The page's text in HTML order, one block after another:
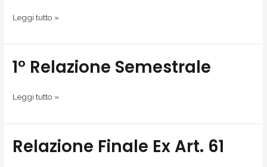
Semestrale
Leggi tutto »
1° Relazione Semestrale
1°
Semestrale
Leggi tutto »
Relazione Finale Ex Art. 61
Relazione